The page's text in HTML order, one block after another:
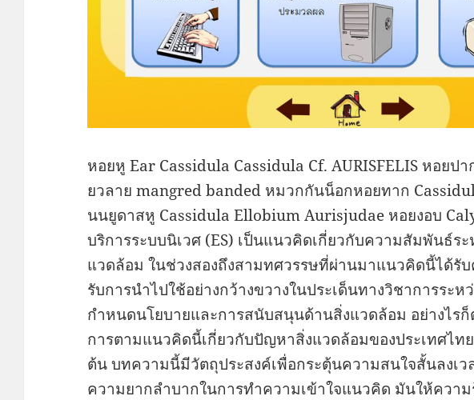
หอยหู Ear Cassidula Cassidula Cf. AURISFELIS หอยป
ยวลาย mangred banded หมวกกันน็อกหอยทาก
นนยูดาสหู Cassidula Ellobium Aurisjudae หอยงอบ
บริการระบบนิเวศ (ES) เป็นแนวคิดเกี่ยวกับความสัมพันธ์ร
แวดล้อม ในช่วงสองถึงสามทศวรรษที่ผ่านมาแนวคิดนี้ได้รั
รับการนำไปใช้อย่างกว้างขวางในประเด็นทางวิชาการระห
กำหนดนโยบายและการสนับสนุนด้านสิ่งแวดล้อม อย่างไร
การตามแนวคิดนี้เกี่ยวกับปัญหาสิ่งแวดล้อมของประเทศไทย
ต้น บทความนี้มีวัตถุประสงค์เพื่อกระตุ้นความสนใจสั้นลงเว
ความยากลำบากในการทำความเข้าใจแนวคิด มันให้ความ